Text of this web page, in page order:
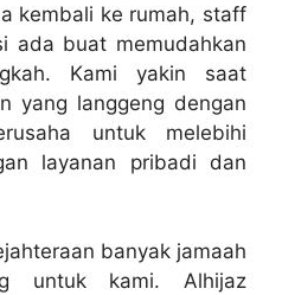
kembali ke rumah, staff
ada buat memudahkan
Kami yakin saat
yang langgeng dengan
untuk melebihi
layanan pribadi dan
banyak jamaah
untuk kami. Alhijaz